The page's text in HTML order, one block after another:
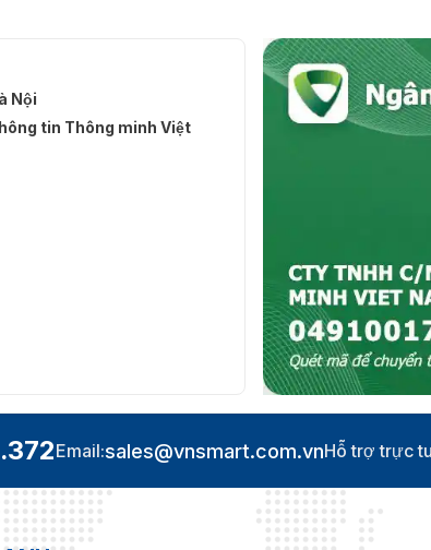
Nội
tin Thông minh Việt
Email:sales@vnsmart.com.vnHỗ trợ trực